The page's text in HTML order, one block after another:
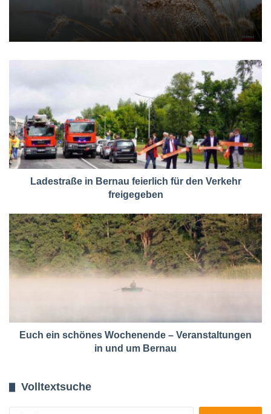
Ladestraße in Bernau feierlich für den Verkehr
freigegeben
Euch ein schönes Wochenende – Veranstaltungen
in und um Bernau
Volltextsuche